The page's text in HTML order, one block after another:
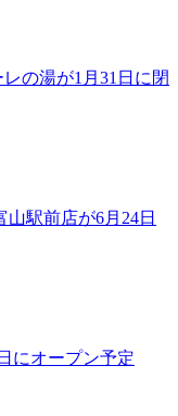
の湯が1月31日に閉
山駅前店が6月24日
にオープン予定